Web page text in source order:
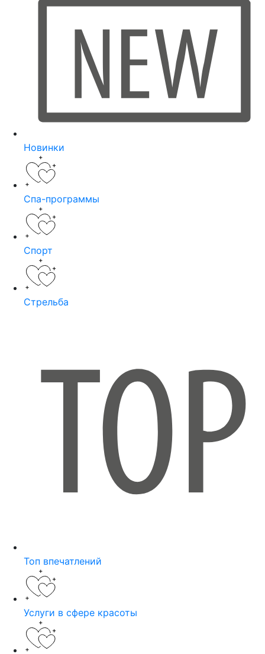
Новинки
Спа-программы
Спорт
Стрельба
Топ впечатлений
Услуги в сфере красоты